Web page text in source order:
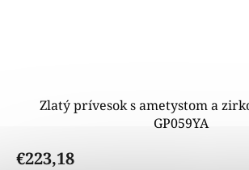
Zlatý prívesok s ametystom a
GP059YA
€223,18